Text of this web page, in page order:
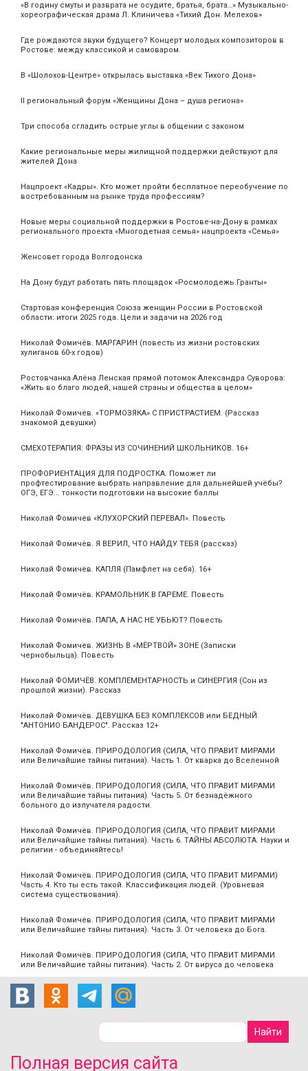
«В годину смуты и разврата не осудите, братья, брата…» Музыкально-
хореографическая драма Л. Клиничева «Тихий Дон. Мелехов»
Где рождаются звуки будущего? Концерт молодых композиторов в
Ростове: между классикой и самоваром.
В «Шолохов-Центре» открылась выставка «Век Тихого Дона»
II региональный форум «Женщины Дона – душа региона»
Три способа сгладить острые углы в общении с законом
Какие региональные меры жилищной поддержки действуют для
жителей Дона
Нацпроект «Кадры». Кто может пройти бесплатное переобучение по
востребованным на рынке труда профессиям?
Новые меры социальной поддержки в Ростове-на-Дону в рамках
регионального проекта «Многодетная семья» нацпроекта «Семья»
Женсовет города Волгодонска
На Дону будут работать пять площадок «Росмолодежь.Гранты»
Стартовая конференция Союза женщин России в Ростовской
области: итоги 2025 года. Цели и задачи на 2026 год
Николай Фомичёв. МАРГАРИН (повесть из жизни ростовских
хулиганов 60-х годов)
Ростовчанка Алёна Ленская прямой потомок Александра Суворова:
«Жить во благо людей, нашей страны и общества в целом»
Николай Фомичёв. «ТОРМОЗЯКА» С ПРИСТРАСТИЕМ. (Рассказ
знакомой девушки)
СМЕХОТЕРАПИЯ: ФРАЗЫ ИЗ СОЧИНЕНИЙ ШКОЛЬНИКОВ. 16+
ПРОФОРИЕНТАЦИЯ ДЛЯ ПОДРОСТКА. Поможет ли
профтестирование выбрать направление для дальнейшей учёбы?
ОГЭ, ЕГЭ... тонкости подготовки на высокие баллы
Николай Фомичёв «КЛУХОРСКИЙ ПЕРЕВАЛ». Повесть
Николай Фомичёв. Я ВЕРИЛ, ЧТО НАЙДУ ТЕБЯ (рассказ)
Николай Фомичёв. КАПЛЯ (Памфлет на себя). 16+
Николай Фомичёв. КРАМОЛЬНИК В ГАРЕМЕ. Повесть
Николай Фомичёв. ПАПА, А НАС НЕ УБЬЮТ? Повесть
Николай Фомичёв. ЖИЗНЬ В «МЁРТВОЙ» ЗОНЕ (Записки
чернобыльца). Повесть
Николай ФОМИЧЁВ. КОМПЛЕМЕНТАРНОСТЬ и СИНЕРГИЯ (Сон из
прошлой жизни). Рассказ
Николай Фомичёв. ДЕВУШКА БЕЗ КОМПЛЕКСОВ или БЕДНЫЙ
"АНТОНИО БАНДЕРОС". Рассказ 12+
Николай Фомичёв. ПРИРОДОЛОГИЯ (СИЛА, ЧТО ПРАВИТ МИРАМИ
или Величайшие тайны питания). Часть 1. От кварка до Вселенной
Николай Фомичёв. ПРИРОДОЛОГИЯ (СИЛА, ЧТО ПРАВИТ МИРАМИ
или Величайшие тайны питания). Часть 5. От безнадёжного
больного до излучателя радости.
Николай Фомичёв. ПРИРОДОЛОГИЯ (СИЛА, ЧТО ПРАВИТ МИРАМИ
или Величайшие тайны питания). Часть 6. ТАЙНЫ АБСОЛЮТА. Науки и
религии - объединяйтесь!
Николай Фомичёв. ПРИРОДОЛОГИЯ (СИЛА, ЧТО ПРАВИТ МИРАМИ)
Часть 4. Кто ты есть такой. Классификация людей. (Уровневая
система существования).
Николай Фомичёв. ПРИРОДОЛОГИЯ (СИЛА, ЧТО ПРАВИТ МИРАМИ
или Величайшие тайны питания). Часть 3. От человека до Бога.
Николай Фомичёв. ПРИРОДОЛОГИЯ (СИЛА, ЧТО ПРАВИТ МИРАМИ
или Величайшие тайны питания). Часть 2. От вируса до человека
Полная версия сайта